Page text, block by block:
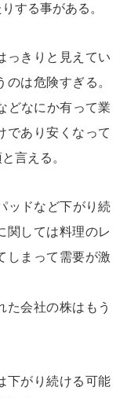
する事がある。
っきりと見えてい
は危険すぎる。
どなにか有って業
であり安くなって
言える。
ッドなど下がり続
関しては料理のレ
しまって需要が激
た会社の株はもう
下がり続ける可能